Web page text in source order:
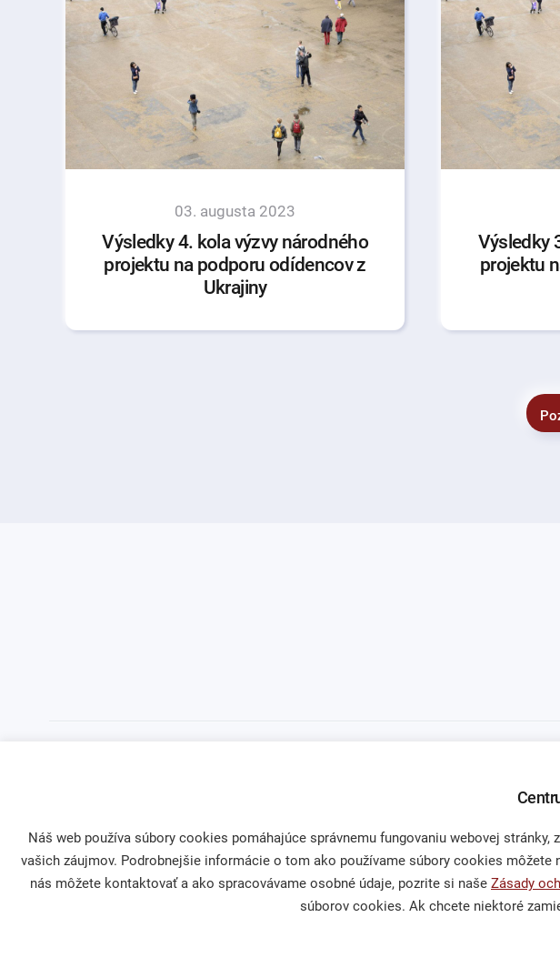
03. augusta 2023
Výsledky 4. kola výzvy národného
projektu na podporu odídencov z
Ukrajiny
Výsledky
projektu
Darcovstvo
Náš web používa súbory cookies pomáhajúce správnemu fungovaniu webovej
vašich záujmov. Podrobnejšie informácie o tom ako používame súbory cookies môžete
nás môžete kontaktovať a ako spracovávame osobné údaje, pozrite si naše Zásady
súborov cookies. Ak chcete niektoré